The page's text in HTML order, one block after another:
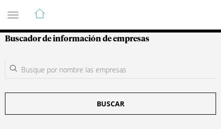
Guía de Empresas Colombianas
Buscador de información de empresas
BUSCAR